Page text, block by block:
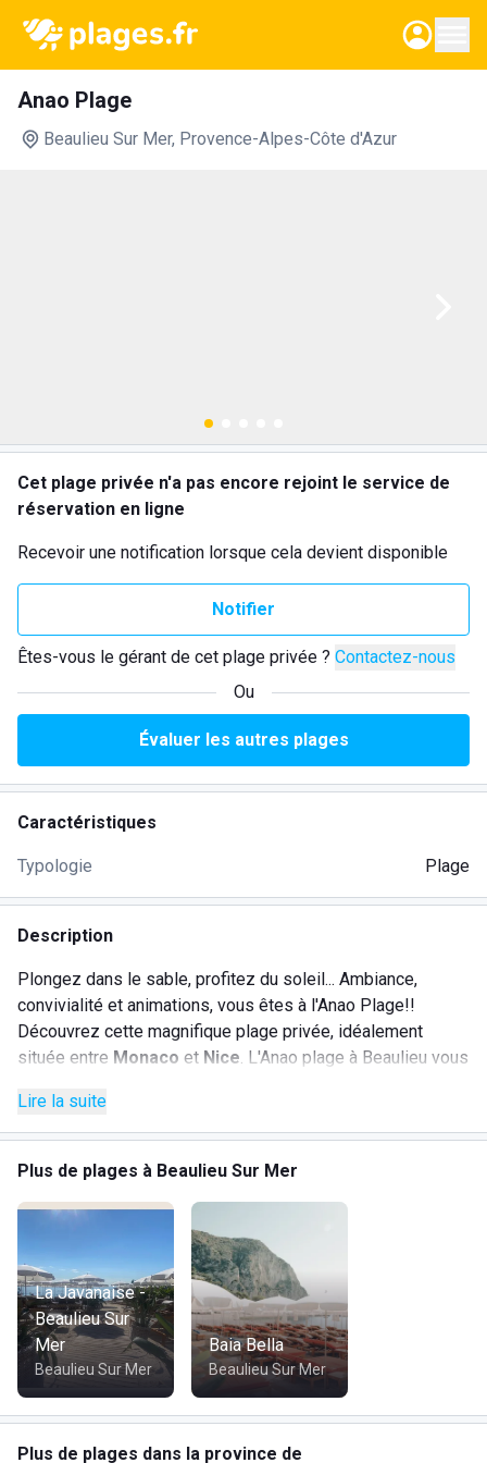
Anao Plage
Beaulieu Sur Mer, Provence-Alpes-Côte d'Azur
Cet plage privée n'a pas encore rejoint le service de
réservation en ligne
Recevoir une notification lorsque cela devient disponible
Notifier
Êtes-vous le gérant de cet plage privée ? Contactez-nous
Ou
Évaluer les autres plages
Caractéristiques
Typologie Plage
Description
Plongez dans le sable, profitez du soleil... Ambiance,
convivialité et animations, vous êtes à l'Anao Plage!!
Découvrez cette magnifique plage privée, idéalement
située entre Monaco et Nice. L'Anao plage à Beaulieu vous
Plongez-vous dans un environnement naturel préservé, et
régalez-vous avec une cuisine régionale revisitée par notre
chef dans un restaurant au bord de l'eau. Un décor
tous les jours, de 10h à 18h en continu, avec une arrivée
quotidienne de poissons frais.
Tarifs pratiqués :
Repas moyen à midi : 25,00EUR
Repas moyen le soir : 35,00EUR
Location de transat pour la journée : à partir de
35,00EUR
Lire la suite
Plus de plages à Beaulieu Sur Mer
La Javanaise -
Beaulieu Sur
Mer
Beaulieu Sur Mer
Baia Bella
Beaulieu Sur Mer
Plus de plages dans la province de